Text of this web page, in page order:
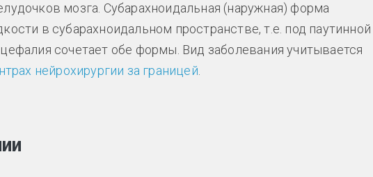
мозга. Субарахноидальная (наружная) форма
в субарахноидальном пространстве, т.е. под паутинной
сочетает обе формы. Вид заболевания учитывается
нейрохирургии за границей.